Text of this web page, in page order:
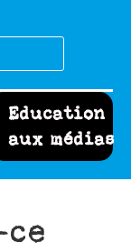
Education
aux médias